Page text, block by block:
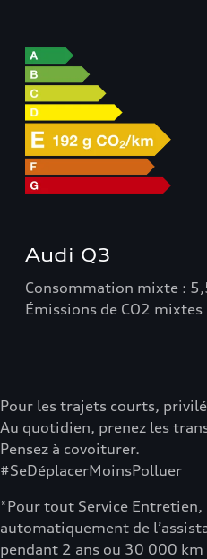
Audi Q3
Consommation mixte :
Émissions de CO2
Pour les trajets courts,
Au quotidien, prenez les
Pensez à covoiturer.
#SeDéplacerMoinsPolluer
*Pour tout Service
automatiquement de
pendant 2 ans ou 30 000 km